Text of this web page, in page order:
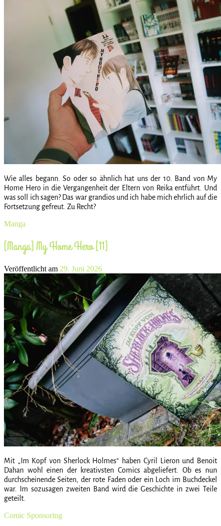
Wie alles begann. So oder so ähnlich hat uns der 10. Band von My
Home Hero in die Vergangenheit der Eltern von Reika entführt. Und
was soll ich sagen? Das war grandios und ich habe mich ehrlich auf die
Fortsetzung gefreut. Zu Recht?
Manga
[Manga] My Home Hero [11]
Veröffentlicht am 29. Juni 2026
Mit „Im Kopf von Sherlock Holmes“ haben Cyril Lieron und Benoit
Dahan wohl einen der kreativsten Comics abgeliefert. Ob es nun
durchscheinende Seiten, der rote Faden oder ein Loch im Buchdeckel
war. Im sozusagen zweiten Band wird die Geschichte in zwei Teile
geteilt.
Comic Sponsoring